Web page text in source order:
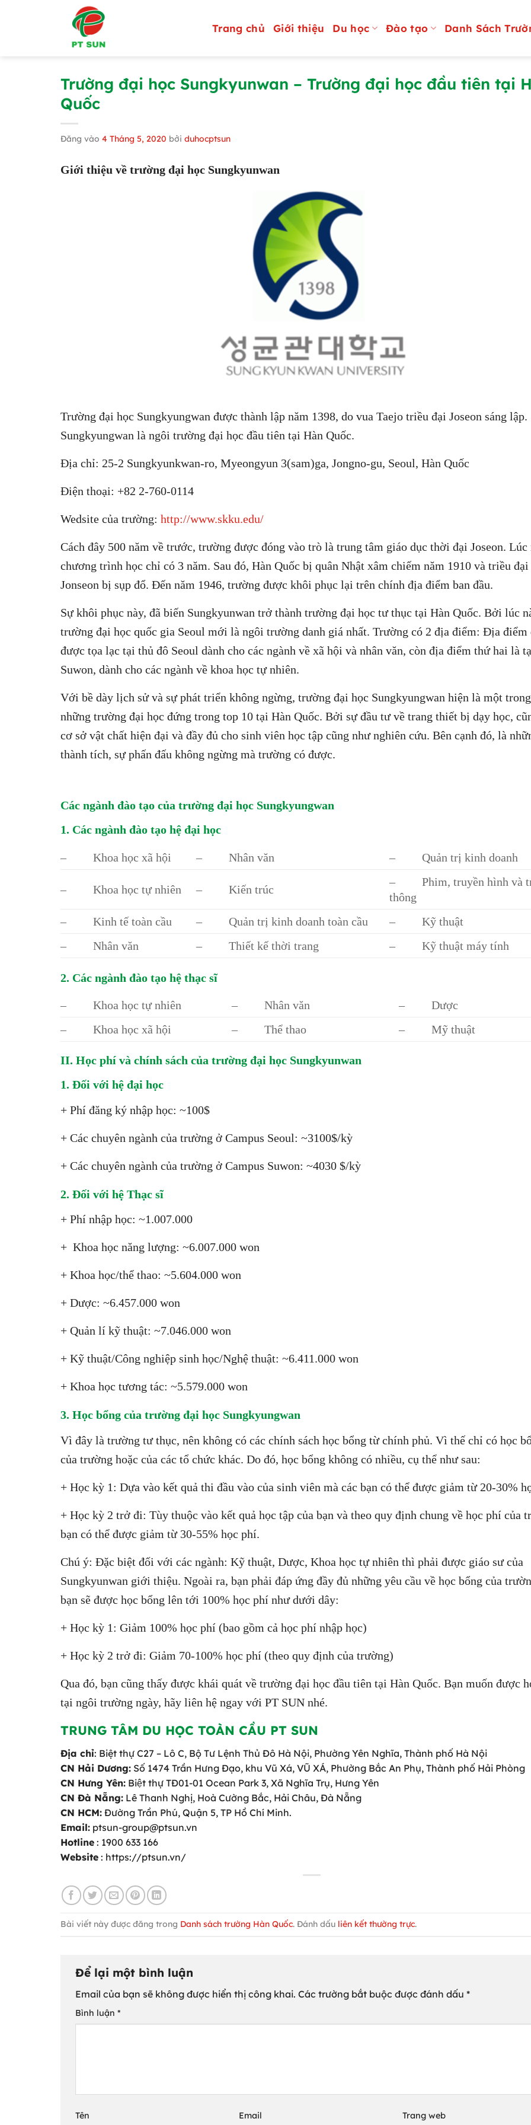
Trang chủ Giới thiệu Du học Đào tạo Danh Sách
Trường đại học Sungkyunwan – Trường đại học đầu tiên tại
Quốc
Đăng vào 4 Tháng 5, 2020 bởi duhocptsun
Giới thiệu về trường đại học Sungkyunwan
Trường đại học Sungkyungwan được thành lập năm 1398, do vua Taejo triều đại Joseon sáng lập.
Sungkyungwan là ngôi trường đại học đầu tiên tại Hàn Quốc.
Địa chỉ: 25-2 Sungkyunkwan-ro, Myeongyun 3(sam)ga, Jongno-gu, Seoul, Hàn Quốc
Điện thoại: +82 2-760-0114
Wedsite của trường: http://www.skku.edu/
Cách đây 500 năm về trước, trường được đóng vào trò là trung tâm giáo dục thời đại Joseon. Lúc
chương trình học chỉ có 3 năm. Sau đó, Hàn Quốc bị quân Nhật xâm chiếm năm 1910 và triều đại
Jonseon bị sụp đổ. Đến năm 1946, trường được khôi phục lại trên chính địa điểm ban đầu.
Sự khôi phục này, đã biến Sungkyunwan trở thành trường đại học tư thục tại Hàn Quốc. Bởi lúc
trường đại học quốc gia Seoul mới là ngôi trường danh giá nhất. Trường có 2 địa điểm: Địa điểm
được tọa lạc tại thủ đô Seoul dành cho các ngành về xã hội và nhân văn, còn địa điểm thứ hai là
Suwon, dành cho các ngành về khoa học tự nhiên.
Với bề dày lịch sử và sự phát triển không ngừng, trường đại học Sungkyungwan hiện là một trong
những trường đại học đứng trong top 10 tại Hàn Quốc. Bởi sự đầu tư về trang thiết bị dạy học,
cơ sở vật chất hiện đại và đầy đủ cho sinh viên học tập cũng như nghiên cứu. Bên cạnh đó, là
thành tích, sự phấn đấu không ngừng mà trường có được.
Các ngành đào tạo của trường đại học Sungkyungwan
1. Các ngành đào tạo hệ đại học
– Khoa học xã hội – Nhân văn – Quản trị kinh doanh
– Khoa học tự nhiên – Kiến trúc
– Phim, truyền hình và
thông
– Kinh tế toàn cầu
– Quản trị kinh doanh toàn cầu
– Kỹ thuật
– Nhân văn
– Thiết kế thời trang – Kỹ thuật máy tính
2. Các ngành đào tạo hệ thạc sĩ
– Khoa học tự nhiên – Nhân văn
– Dược
– Khoa học xã hội
– Thể thao – Mỹ thuật
II. Học phí và chính sách của trường đại học Sungkyunwan
1. Đối với hệ đại học
+ Phí đăng ký nhập học: ~100$
+ Các chuyên ngành của trường ở Campus Seoul: ~3100$/kỳ
+ Các chuyên ngành của trường ở Campus Suwon: ~4030 $/kỳ
2. Đối với hệ Thạc sĩ
+ Phí nhập học: ~1.007.000
+ Khoa học năng lượng: ~6.007.000 won
+ Khoa học/thể thao: ~5.604.000 won
+ Dược: ~6.457.000 won
+ Quản lí kỹ thuật: ~7.046.000 won
+ Kỹ thuật/Công nghiệp sinh học/Nghệ thuật: ~6.411.000 won
+ Khoa học tương tác: ~5.579.000 won
3. Học bổng của trường đại học Sungkyungwan
Vì đây là trường tư thục, nên không có các chính sách học bổng từ chính phủ. Vì thế chỉ có học
của trường hoặc của các tổ chức khác. Do đó, học bổng không có nhiều, cụ thể như sau:
+ Học kỳ 1: Dựa vào kết quả thi đầu vào của sinh viên mà các bạn có thể được giảm từ 20-30%
+ Học kỳ 2 trở đi: Tùy thuộc vào kết quả học tập của bạn và theo quy định chung về học phí của
bạn có thể được giảm từ 30-55% học phí.
Chú ý: Đặc biệt đối với các ngành: Kỹ thuật, Dược, Khoa học tự nhiên thì phải được giáo sư của
Sungkyunwan giới thiệu. Ngoài ra, bạn phải đáp ứng đầy đủ những yêu cầu về học bổng của
bạn sẽ được học bổng lên tới 100% học phí như dưới dây:
+ Học kỳ 1: Giảm 100% học phí (bao gồm cả học phí nhập học)
+ Học kỳ 2 trở đi: Giảm 70-100% học phí (theo quy định của trường)
Qua đó, bạn cũng thấy được khái quát về trường đại học đầu tiên tại Hàn Quốc. Bạn muốn được
tại ngôi trường ngày, hãy liên hệ ngay với PT SUN nhé.
TRUNG TÂM DU HỌC TOÀN CẦU PT SUN
Địa chỉ: Biệt thự C27 – Lô C, Bộ Tư Lệnh Thủ Đô Hà Nội, Phường Yên Nghĩa, Thành phố Hà Nội
CN Hải Dương: Số 1474 Trần Hưng Đạo, khu Vũ Xá, VŨ XÁ, Phường Bắc An Phụ, Thành phố Hải Phòng
CN Hưng Yên: Biệt thự TĐ01-01 Ocean Park 3, Xã Nghĩa Trụ, Hưng Yên
CN Đà Nẵng: Lê Thanh Nghị, Hoà Cường Bắc, Hải Châu, Đà Nẵng
CN HCM: Đường Trần Phú, Quận 5, TP Hồ Chí Minh.
Email: ptsun-group@ptsun.vn
Hotline : 1900 633 166
Website : https://ptsun.vn/
Bài viết này được đăng trong Danh sách trường Hàn Quốc. Đánh dấu liên kết thường trực.
Để lại một bình luận
Email của bạn sẽ không được hiển thị công khai. Các trường bắt buộc được đánh dấu *
Bình luận *
Tên Email Trang web